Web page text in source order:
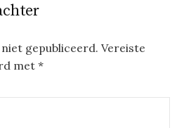
gepubliceerd. Vereiste
met *